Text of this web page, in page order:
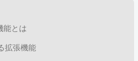
能とは
拡張機能